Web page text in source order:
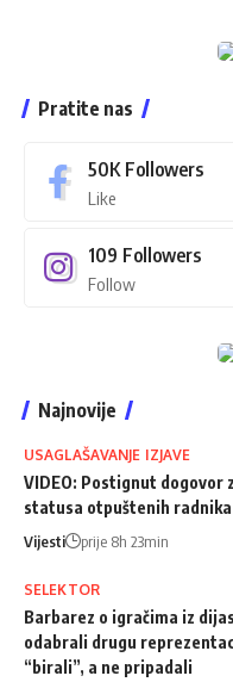
Pratite nas
50K Followers
Like
109 Followers
Follow
Najnovije
USAGLAŠAVANJE IZJAVE
VIDEO: Postignut dogovor
statusa otpuštenih
Vijesti prije 8h 23min
SELEKTOR
Barbarez o igračima iz
odabrali drugu
“birali”, a ne pripadali